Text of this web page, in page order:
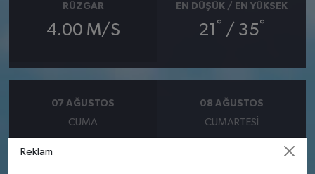
RÜZGAR
4.00 M/S
EN DÜŞÜK / EN YÜKSEK
21 ° / 35°
07 AĞUSTOS
CUMA
08 AĞUSTOS
CUMARTESI
Reklam